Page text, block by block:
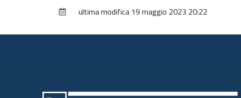
ultima modifica 19 maggio 2023 20:22